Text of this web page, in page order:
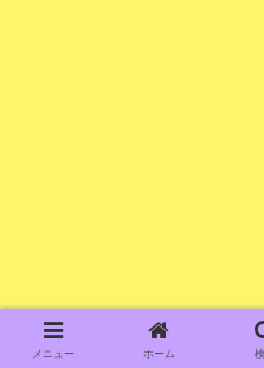
メニュー ホーム